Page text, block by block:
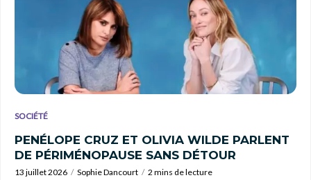
SOCIÉTÉ
PENÉLOPE CRUZ ET OLIVIA WILDE PARLENT
DE PÉRIMÉNOPAUSE SANS DÉTOUR
13 juillet 2026 Sophie Dancourt 2 mins de lecture